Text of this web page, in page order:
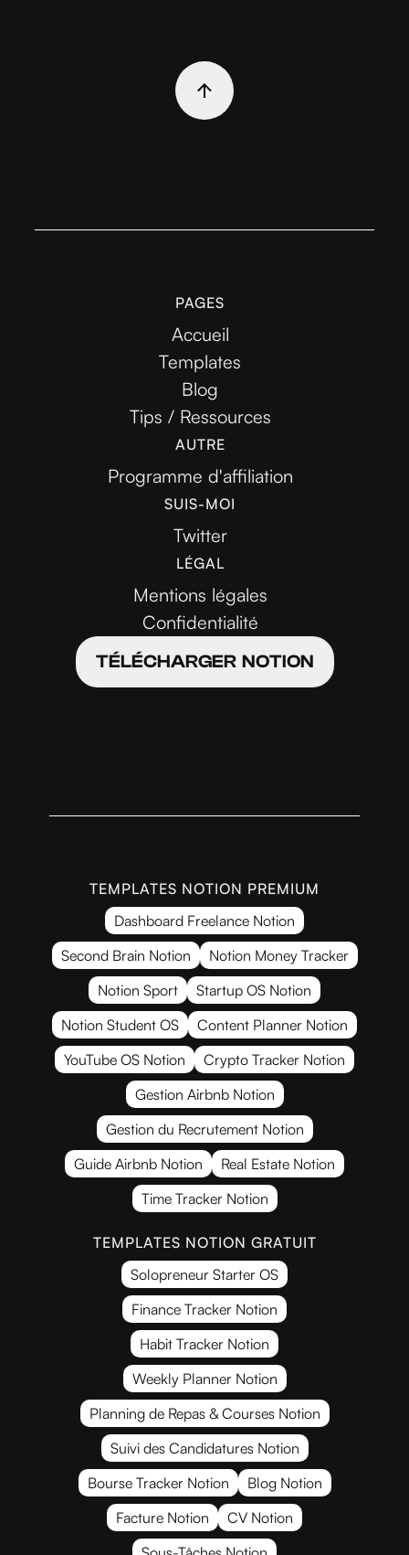
PAGES
Accueil
Templates
Blog
Tips / Ressources
AUTRE
Programme d'affiliation
SUIS-MOI
Twitter
LÉGAL
Mentions légales
Confidentialité
TÉLÉCHARGER NOTION
TEMPLATES NOTION PREMIUM
Dashboard Freelance Notion
Second Brain Notion
Notion Money Tracker
Notion Sport
Startup OS Notion
Notion Student OS
Content Planner Notion
YouTube OS Notion
Crypto Tracker Notion
Gestion Airbnb Notion
Gestion du Recrutement Notion
Guide Airbnb Notion
Real Estate Notion
Time Tracker Notion
TEMPLATES NOTION GRATUIT
Solopreneur Starter OS
Finance Tracker Notion
Habit Tracker Notion
Weekly Planner Notion
Planning de Repas & Courses Notion
Suivi des Candidatures Notion
Bourse Tracker Notion
Blog Notion
Facture Notion
CV Notion